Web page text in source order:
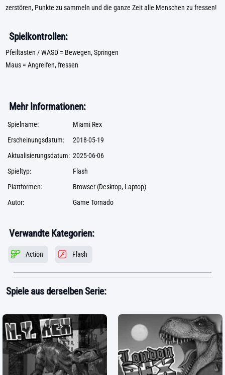
zerstören, Punkte zu sammeln und die ganze Zeit alle Menschen zu fressen!
Spielkontrollen:
Pfeiltasten / WASD = Bewegen, Springen
Maus = Angreifen, fressen
Mehr Informationen:
Spielname:
Miami Rex
Erscheinungsdatum:
2018-05-19
Aktualisierungsdatum: 2025-06-06
Spieltyp:
Flash
Plattformen:
Browser (Desktop, Laptop)
Autor:
Game Tornado
Verwandte Kategorien:
Action Flash
Spiele aus derselben Serie: